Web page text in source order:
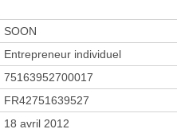
SOON
Entrepreneur individuel
75163952700017
FR42751639527
18 avril 2012